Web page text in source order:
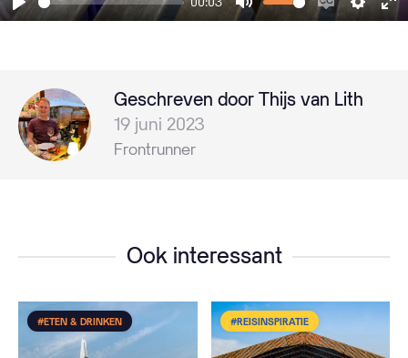
Play Mute
Enable
Geschreven door Thijs van Lith
19 juni 2023
Frontrunner
Ook interessant
#ETEN & DRINKEN #REISINSPIRATIE